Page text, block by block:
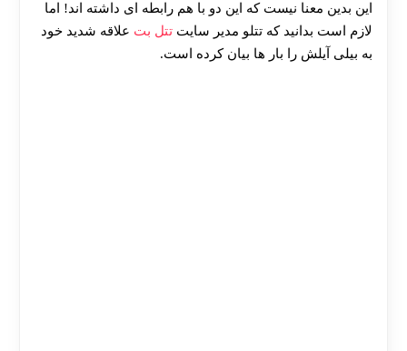
این بدین معنا نیست که این دو با هم رابطه ای داشته اند! اما
لازم است بدانید که تتلو مدیر سایت تتل بت علاقه شدید خود
به بیلی آیلش را بار ها بیان کرده است.